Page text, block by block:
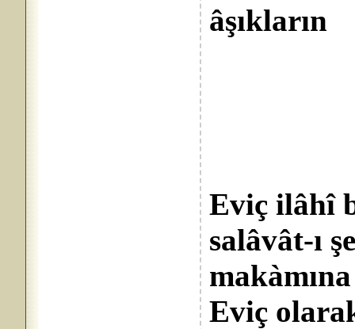
âşıkların
Eviç ilâhî
salâvât-ı
Eviç